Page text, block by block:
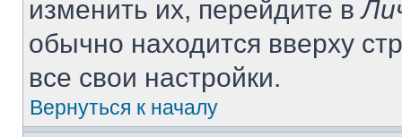
изменить их, перейдите в
обычно находится вверху
все свои настройки.
Вернуться к началу